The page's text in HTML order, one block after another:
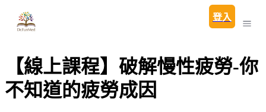
登入
【線上課程】破解慢性疲勞-你
不知道的疲勞成因